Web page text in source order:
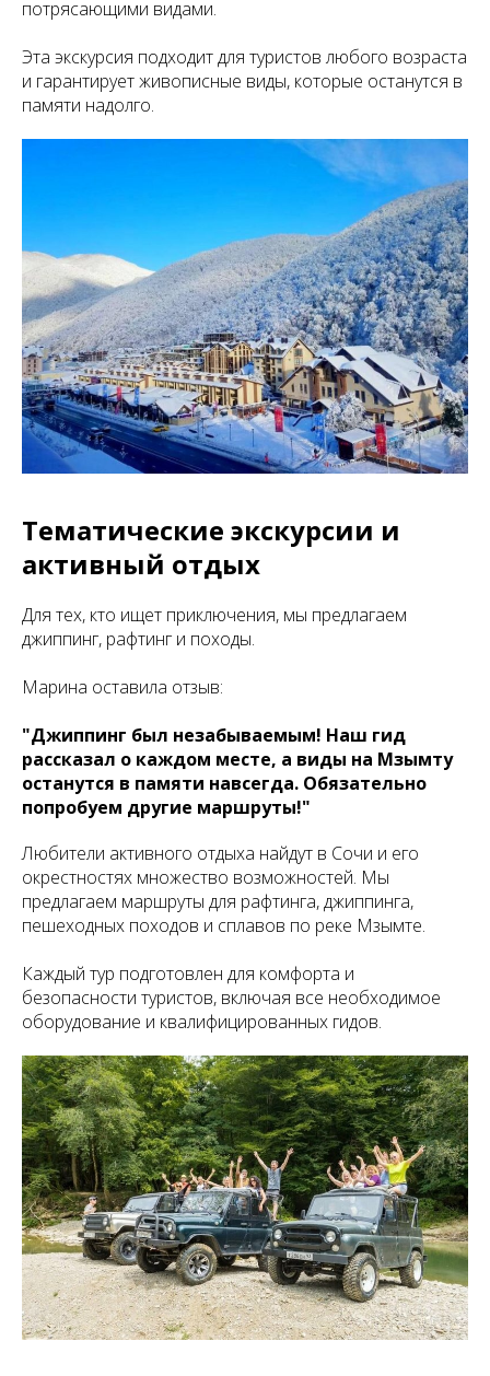
потрясающими видами.
Эта экскурсия подходит для туристов любого возраста
и гарантирует живописные виды, которые останутся в
памяти надолго.
Тематические экскурсии и
активный отдых
Для тех, кто ищет приключения, мы предлагаем
джиппинг, рафтинг и походы.
Марина оставила отзыв:
"Джиппинг был незабываемым! Наш гид
рассказал о каждом месте, а виды на Мзымту
останутся в памяти навсегда. Обязательно
попробуем другие маршруты!"
Любители активного отдыха найдут в Сочи и его
окрестностях множество возможностей. Мы
предлагаем маршруты для рафтинга, джиппинга,
пешеходных походов и сплавов по реке Мзымте.
Каждый тур подготовлен для комфорта и
безопасности туристов, включая все необходимое
оборудование и квалифицированных гидов.